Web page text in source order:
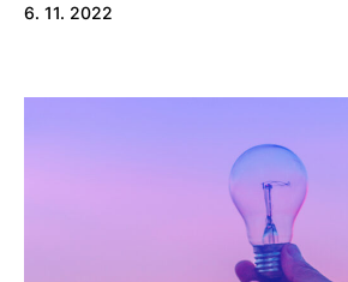
6. 11. 2022